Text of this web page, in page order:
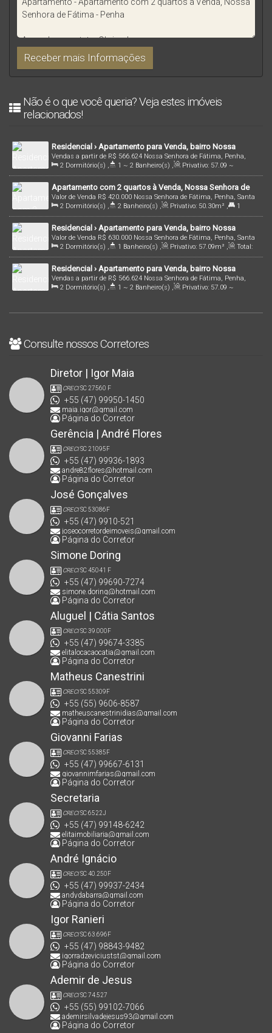
Não é o que você queria? Veja estes imóveis
relacionados!
Residencial › Apartamento para Venda, bairro Nossa
Senhora de Fátima , em Penha /SC | Cód.: 1717
R$ 566.624
Vendas a partir de
Nossa Senhora de Fátima, Penha,
Santa Catarina, Brasil
2 Dormitório(s) , 1 ~ 2 Banheiro(s) , Privativo: 57.09 ~
61.37m² , 1 Sala(s) , 1 Suíte(s) , Total: 82.27~ 88.47m² ,
1
Vaga(s) , 1500mDistância do Mar
Apartamento com 2 quartos à Venda, Nossa Senhora de
Fátima - PenhaR$ 420.000
Valor de Venda
Nossa Senhora de Fátima, Penha, Santa
Catarina, Brasil
2 Dormitório(s) , 2 Banheiro(s) , Privativo: 50.30m² ,
1
Suíte(s) , 1 Vaga(s) , 2000mDistância do Mar
Residencial › Apartamento para Venda, bairro Nossa
Senhora de Fátima , em Penha /SC | Cód.: 2614
R$ 630.000
Valor de Venda
Nossa Senhora de Fátima, Penha, Santa
Catarina, Brasil
2 Dormitório(s) , 1 Banheiro(s) , Privativo: 57.09m² ,
Total:
82.28m² , 1500mDistância do Mar
Residencial › Apartamento para Venda, bairro Nossa
Senhora de Fátima , em Penha /SC | Cód.: 2731
R$ 566.624
Vendas a partir de
Nossa Senhora de Fátima, Penha,
Santa Catarina, Brasil
2 Dormitório(s) , 1 ~ 2 Banheiro(s) , Privativo: 57.09 ~
Consulte nossos Corretores
Diretor | Igor Maia
CRECISC 27560 F
+55 (47) 99950-1450
maia.igor@gmail.com
Página do Corretor
Gerência | André Flores
CRECISC 21095F
+55 (47) 99936-1893
andre82flores@hotmail.com
Página do Corretor
José Gonçalves
CRECISC 53086F
+55 (47) 9910-521
joseocorretordeimoveis@gmail.com
Página do Corretor
Simone Doring
CRECISC 45041 F
+55 (47) 99690-7274
simone.doring@hotmail.com
Página do Corretor
Aluguel | Cátia Santos
CRECISC 39.000F
+55 (47) 99674-3385
elitalocacaocatia@gmail.com
Página do Corretor
Matheus Canestrini
CRECISC 55309F
+55 (55) 9606-8587
matheuscanestrinidias@gmail.com
Página do Corretor
Giovanni Farias
CRECISC 55385F
+55 (47) 99667-6131
giovannimfarias@gmail.com
Página do Corretor
Secretaria
CRECISC 6522J
+55 (47) 99148-6242
elitaimobiliaria@gmail.com
Página do Corretor
André Ignácio
CRECISC 40.250F
+55 (47) 99937-2434
andydabarra@gmail.com
Página do Corretor
Igor Ranieri
CRECISC 63.696F
+55 (47) 98843-9482
igorradzeviciustst@gmail.com
Página do Corretor
Ademir de Jesus
CRECISC 74.527
+55 (55) 99102-7066
ademirsilvadejesus93@gmail.com
Página do Corretor